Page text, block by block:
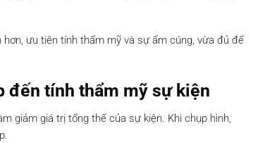
ưu tiên tính thẩm mỹ và sự ấm cúng, vừa đủ để
đến tính thẩm mỹ sự kiện
giảm giá trị tổng thể của sự kiện. Khi chụp hình,